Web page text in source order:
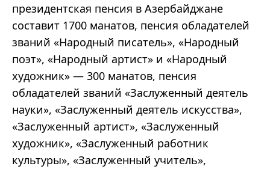
президентская пенсия в Азербайджане
составит 1700 манатов, пенсия обладателей
званий «Народный писатель», «Народный
поэт», «Народный артист» и «Народный
художник» — 300 манатов, пенсия
обладателей званий «Заслуженный деятель
науки», «Заслуженный деятель искусства»,
«Заслуженный артист», «Заслуженный
художник», «Заслуженный работник
культуры», «Заслуженный учитель»,